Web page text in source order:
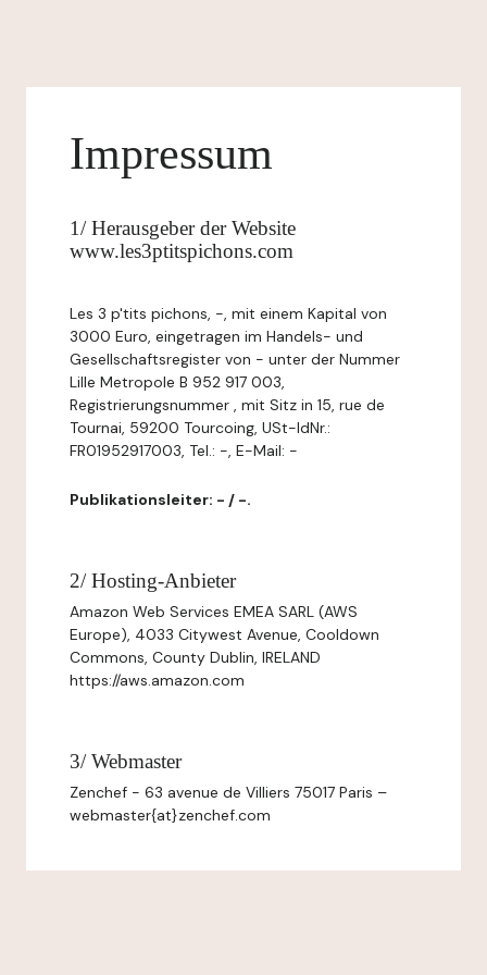
Impressum
1/ Herausgeber der Website
www.les3ptitspichons.com
Les 3 p'tits pichons, -, mit einem Kapital von
3000 Euro, eingetragen im Handels- und
Gesellschaftsregister von - unter der Nummer
Lille Metropole B 952 917 003,
Registrierungsnummer , mit Sitz in 15, rue de
Tournai, 59200 Tourcoing, USt-IdNr.:
FR01952917003, Tel.: -, E-Mail: -
Publikationsleiter: - / -.
2/ Hosting-Anbieter
Amazon Web Services EMEA SARL (AWS
Europe), 4033 Citywest Avenue, Cooldown
Commons, County Dublin, IRELAND
https://aws.amazon.com
3/ Webmaster
Zenchef - 63 avenue de Villiers 75017 Paris –
webmaster{at}zenchef.com